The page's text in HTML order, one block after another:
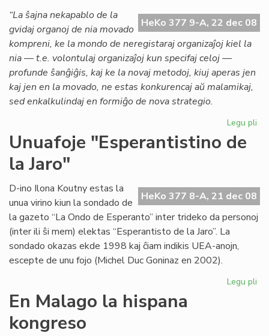
al
HeKo 377 9-A, 22 dec 08
“La ŝajna nekapablo de la
gvidaj organoj de nia movado
kompreni, ke la mondo de neregistaraj organizaĵoj kiel la
nia — t.e. volontulaj organizaĵoj kun specifaj celoj —
profunde ŝanĝiĝis, kaj ke la novaj metodoj, kiuj aperas jen
kaj jen en la movado, ne estas konkurencaj aŭ malamikaj,
sed enkalkulindaj en formiĝo de nova strategio.
Legu pli
Unuafoje "Esperantistino de
la Jaro"
HeKo 377 8-A, 21 dec 08
D-ino Ilona Koutny estas la
unua virino kiun la sondado de
la gazeto “La Ondo de Esperanto” inter trideko da personoj
(inter ili ŝi mem) elektas “Esperantisto de la Jaro”. La
sondado okazas ekde 1998 kaj ĉiam indikis UEA-anojn,
escepte de unu fojo (Michel Duc Goninaz en 2002).
Legu pli
En Malago la hispana
kongreso